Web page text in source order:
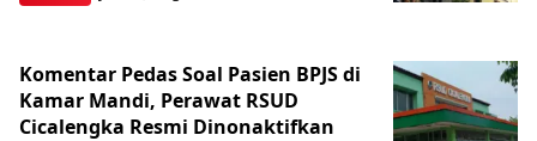
Komentar Pedas Soal Pasien BPJS di
Kamar Mandi, Perawat RSUD
Cicalengka Resmi Dinonaktifkan